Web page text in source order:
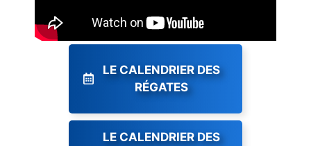
LE CALENDRIER DES
RÉGATES
LE CALENDRIER DES